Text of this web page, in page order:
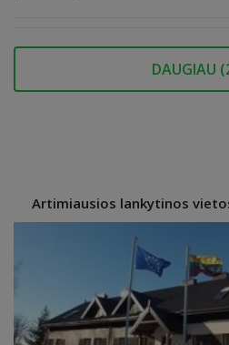
DAUGIAU (
Artimiausios lankytinos